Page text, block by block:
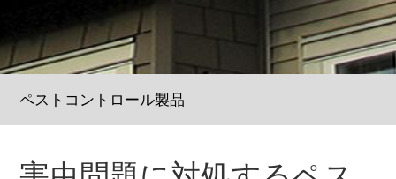
ペストコントロール製品